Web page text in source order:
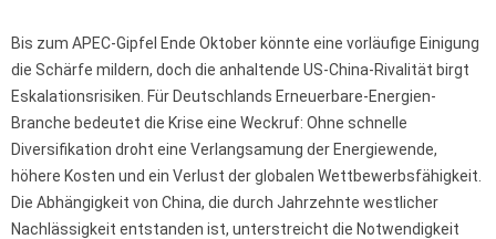
Bis zum APEC-Gipfel Ende Oktober könnte eine vorläufige Einigung
die Schärfe mildern, doch die anhaltende US-China-Rivalität birgt
Eskalationsrisiken. Für Deutschlands Erneuerbare-Energien-
Branche bedeutet die Krise eine Weckruf: Ohne schnelle
Diversifikation droht eine Verlangsamung der Energiewende,
höhere Kosten und ein Verlust der globalen Wettbewerbsfähigkeit.
Die Abhängigkeit von China, die durch Jahrzehnte westlicher
Nachlässigkeit entstanden ist, unterstreicht die Notwendigkeit